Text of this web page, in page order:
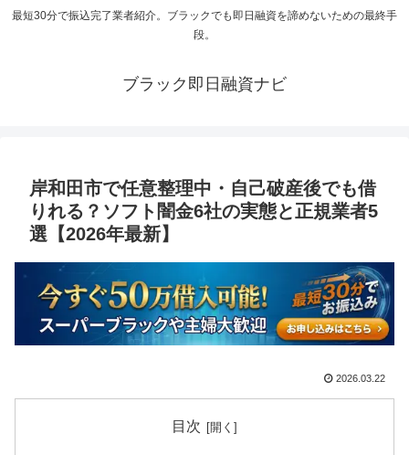
最短30分で振込完了業者紹介。ブラックでも即日融資を諦めないための最終手
段。
ブラック即日融資ナビ
岸和田市で任意整理中・自己破産後でも借
りれる？ソフト闇金6社の実態と正規業者5
選【2026年最新】
2026.03.22
目次